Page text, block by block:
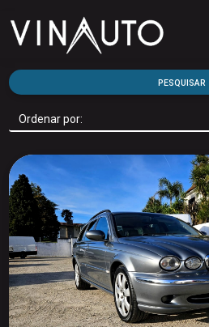
PESQUISAR